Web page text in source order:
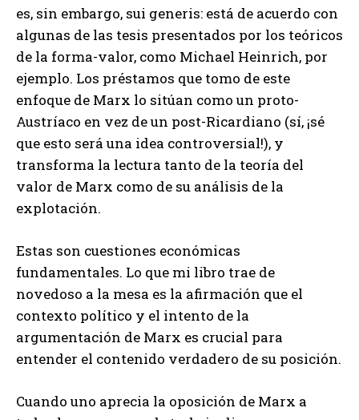
es, sin embargo, sui generis: está de acuerdo con
algunas de las tesis presentados por los teóricos
de la forma-valor, como Michael Heinrich, por
ejemplo. Los préstamos que tomo de este
enfoque de Marx lo sitúan como un proto-
Austríaco en vez de un post-Ricardiano (sí, ¡sé
que esto será una idea controversial!), y
transforma la lectura tanto de la teoría del
valor de Marx como de su análisis de la
explotación.
Estas son cuestiones económicas
fundamentales. Lo que mi libro trae de
novedoso a la mesa es la afirmación que el
contexto político y el intento de la
argumentación de Marx es crucial para
entender el contenido verdadero de su posición.
Cuando uno aprecia la oposición de Marx a